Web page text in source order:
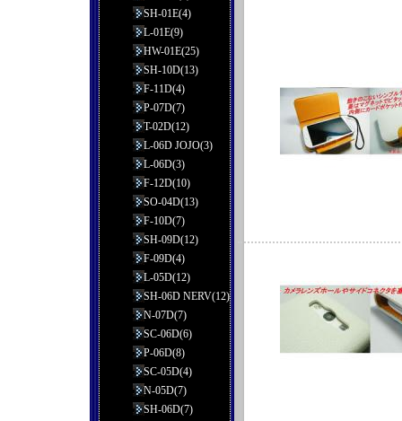
SH-01E(4)
L-01E(9)
HW-01E(25)
SH-10D(13)
F-11D(4)
P-07D(7)
T-02D(12)
L-06D JOJO(3)
L-06D(3)
F-12D(10)
SO-04D(13)
F-10D(7)
SH-09D(12)
F-09D(4)
L-05D(12)
SH-06D NERV(12)
N-07D(7)
SC-06D(6)
P-06D(8)
SC-05D(4)
N-05D(7)
SH-06D(7)